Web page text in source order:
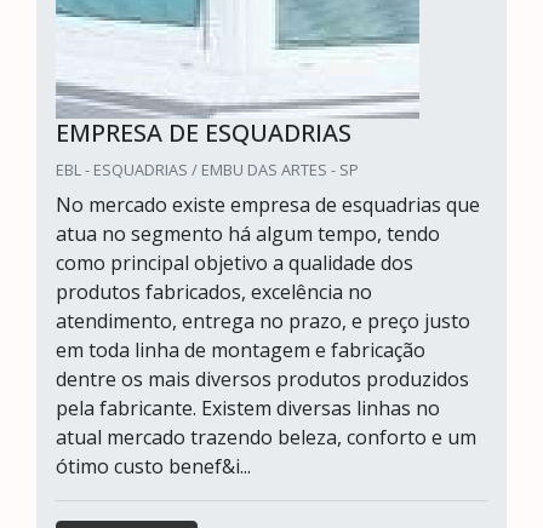
EMPRESA DE ESQUADRIAS
EBL - ESQUADRIAS / EMBU DAS ARTES - SP
No mercado existe empresa de esquadrias que
atua no segmento há algum tempo, tendo
como principal objetivo a qualidade dos
produtos fabricados, excelência no
atendimento, entrega no prazo, e preço justo
em toda linha de montagem e fabricação
dentre os mais diversos produtos produzidos
pela fabricante. Existem diversas linhas no
atual mercado trazendo beleza, conforto e um
ótimo custo benef&i...